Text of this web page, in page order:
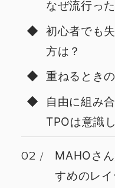
なぜ流行っ
初心者でも
方は？
重ねるとき
自由に組み
TPOは意識
02
MAHOさ
すめのレ